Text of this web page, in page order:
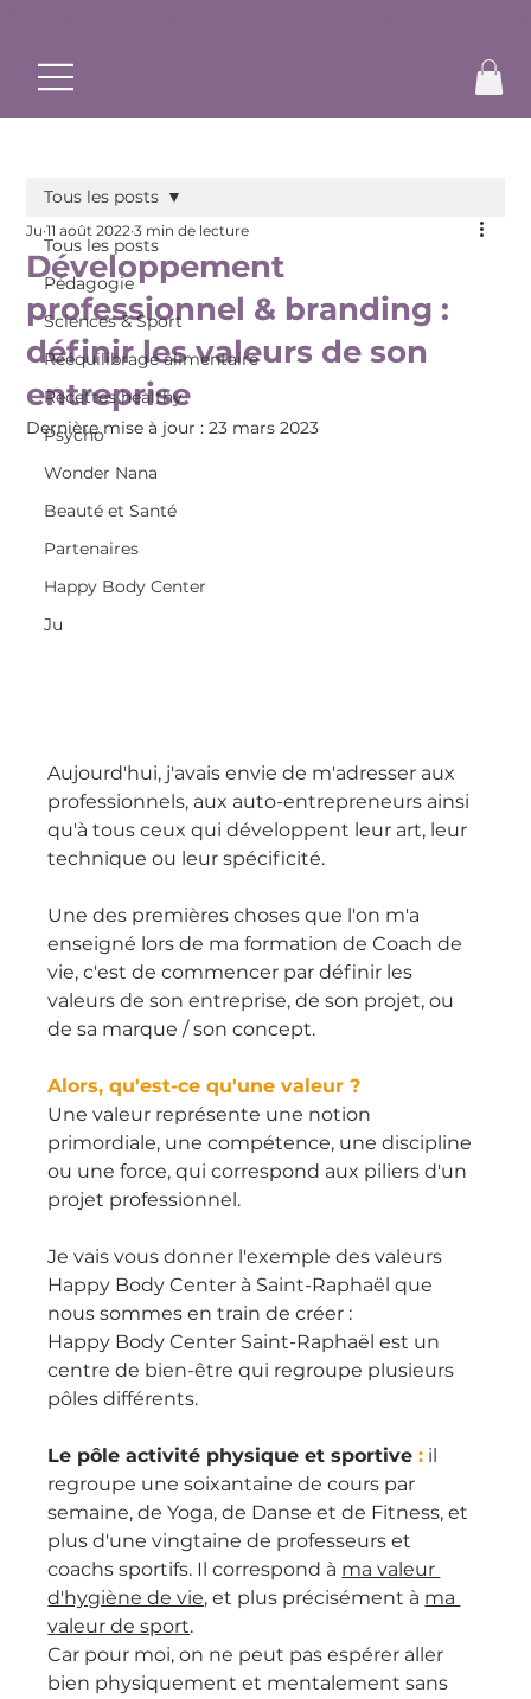
Tous les posts
Pédagogie
Sciences & Sport
Rééquilibrage alimentaire
Recettes healthy
Psycho
Wonder Nana
Beauté et Santé
Partenaires
Happy Body Center
Ju
Tous les posts
Développement
professionnel & branding :
définir les valeurs de son
entreprise
Ju 11 août 2022 3 min de lecture
Dernière mise à jour :23 mars 2023
Aujourd'hui, j'avais envie de m'adresser aux
professionnels, aux auto-entrepreneurs ainsi
qu'à tous ceux qui développent leur art, leur
technique ou leur spécificité.
Une des premières choses que l'on m'a
enseigné lors de ma formation de Coach de
vie, c'est de commencer par définir les
valeurs de son entreprise, de son projet, ou
de sa marque / son concept.
Alors, qu'est-ce qu'une valeur ?
Une valeur représente une notion
primordiale, une compétence, une discipline
ou une force, qui correspond aux piliers d'un
projet professionnel.
Je vais vous donner l'exemple des valeurs
Happy Body Center à Saint-Raphaël que
nous sommes en train de créer :
Happy Body Center Saint-Raphaël est un
centre de bien-être qui regroupe plusieurs
pôles différents.
Le pôle activité physique et sportive : il
regroupe une soixantaine de cours par
semaine, de Yoga, de Danse et de Fitness, et
plus d'une vingtaine de professeurs et
coachs sportifs. Il correspond à ma valeur
d'hygiène de vie, et plus précisément à ma
valeur de sport.
Car pour moi, on ne peut pas espérer aller
bien physiquement et mentalement sans